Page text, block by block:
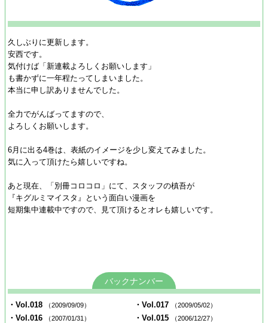
久しぶりに更新します。
安西です。
気付けば「新連載よろしくお願いします」
も書かずに一年程たってしまいました。
本当に申し訳ありませんでした。
全力でがんばってますので、
よろしくお願いします。
6月に出る4巻は、表紙のイメージを少し変えてみました。
気に入って頂けたら嬉しいですね。
あと現在、「別冊コロコロ」にて、スタッフの槙吾が
『キグルミマイスタ』という面白い漫画を
短期集中連載中ですので、見て頂けるとオレも嬉しいです。
バックナンバー
・Vol.018 （2009/09/09） ・Vol.017 （2009/05/02）
・Vol.016 （2007/01/31） ・Vol.015 （2006/12/27）